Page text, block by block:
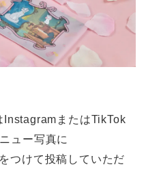
InstagramまたはTikTok
ュー写真に
をつけて投稿していただ